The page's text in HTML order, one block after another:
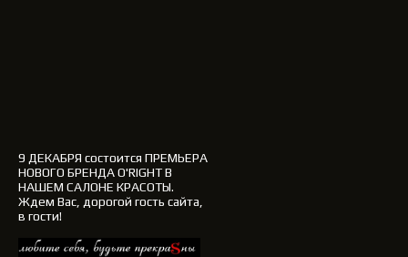
9 ДЕКАБРЯ состоится ПРЕМЬЕРА
НОВОГО БРЕНДАO'RIGHTВ
НАШЕМ САЛОНЕ КРАСОТЫ.
Ждем Вас, дорогой гость сайта,
в гости!